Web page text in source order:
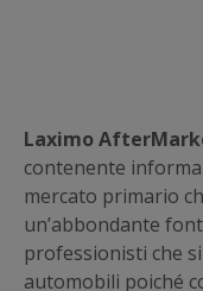
Laximo
contenente
mercato primario
un’abbondante
professionisti che
automobili poiché